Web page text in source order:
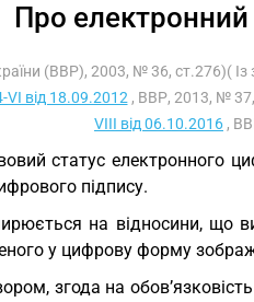
Про
(ВВР), 2003, № 36, ст.276)(
від 18.09.2012 , ВВР, 2013, №
VIII від 06.10.2016 ,
статус електронного
підпису.
на відносини, що
у цифрову форму
згода на